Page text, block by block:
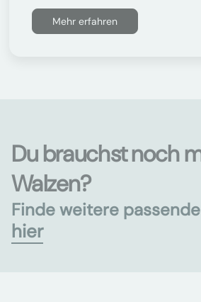
Mehr erfahren
Du brauchst noch
Walzen?
Finde weitere
hier